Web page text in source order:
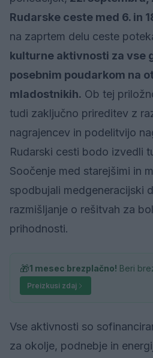
Rudarske ceste med 6. in
na zaprtem delu ceste
kulturne aktivnosti za vse
posebnim poudarkom na
mladostnikih. Ob tej
tudi zaključno prireditev z
nagrajencev in podelitvijo
Rudarski cesti bodo izvedli
Soočenje med starejšimi in
spodbujali medgeneracijski
razmišljanje o rešitvah za
prihodnosti.
🎁1 mesec brezplačno! Beri
Preizkusi zdaj
Vse aktivnosti so
za okolje, podnebje in